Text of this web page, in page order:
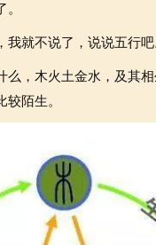
就不说了，说说五行吧
么，木火土金水，及其
陌生。